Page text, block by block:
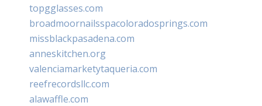
topgglasses.com
broadmoornailsspacoloradosprings.com
missblackpasadena.com
anneskitchen.org
valenciamarketytaqueria.com
reefrecordsllc.com
alawaffle.com